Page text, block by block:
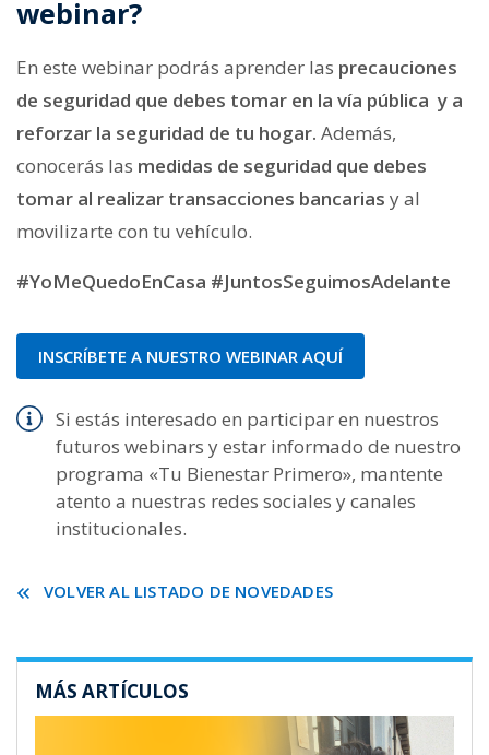
webinar?
En este webinar podrás aprender las precauciones
de seguridad que debes tomar en la vía pública y a
reforzar la seguridad de tu hogar. Además,
conocerás las medidas de seguridad que debes
tomar al realizar transacciones bancarias y al
movilizarte con tu vehículo.
#YoMeQuedoEnCasa #JuntosSeguimosAdelante
INSCRÍBETE A NUESTRO WEBINAR AQUÍ
Si estás interesado en participar en nuestros
futuros webinars y estar informado de nuestro
programa «Tu Bienestar Primero», mantente
atento a nuestras redes sociales y canales
institucionales.
VOLVER AL LISTADO DE NOVEDADES
MÁS ARTÍCULOS